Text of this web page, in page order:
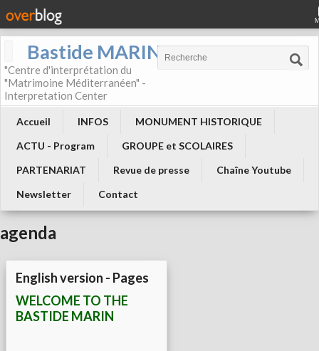
Bastide MARIN
"Centre d'interprétation du
"Matrimoine Méditerranéen" -
Interpretation Center
Accueil INFOS
MONUMENT HISTORIQUE
ACTU - Program
GROUPE et SCOLAIRES
PARTENARIAT
Revue de presse
Chaîne Youtube
Newsletter
Contact
agenda
English version - Pages
WELCOME TO THE
BASTIDE MARIN